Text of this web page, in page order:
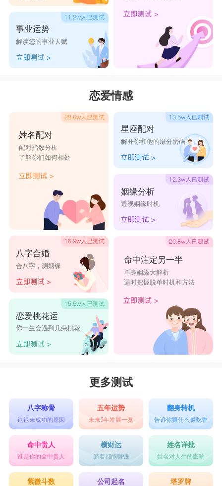
事业运势
解读您的事业天赋
恋爱情感
姓名配对
配对指数分析
了解你们如何相处
八字合婚
合八字，测姻缘
恋爱桃花运
你一生会遇到几朵桃花
星座配对
解开你和他的缘分密码
姻缘分析
透视姻缘时机
命中注定另一半
单身姻缘大解析
适时把握脱单时机和方法
更多测试
八字称骨
迟迟未成功的原因
五年运势
未来5年发展一览
翻身转机
告诉你赚什么最吃香
命中贵人
谁是你的命中贵人
横财运
躺着都能赚钱
姓名详批
姓名对人生的影响
紫微斗数 公司起名 塔罗牌